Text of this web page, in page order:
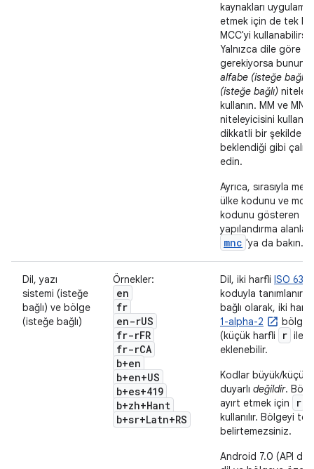
kaynakları
etmek için de tek
MCC'yi
Yalnızca dile göre
gerekiyorsa bunun
alfabe (isteğe bağlı)
(isteğe bağlı)
kullanın. MM ve MNC
niteleyicisini
dikkatli bir şekilde
beklendiği gibi
edin.
Ayrıca, sırasıyla
ülke kodunu ve
kodunu gösteren
yapılandırma
mnc 'ya da bakın.
Dil, yazı
sistemi (isteğe
bağlı) ve bölge
(isteğe bağlı)
Örnekler:
en
fr
en-rUS
fr-rFR
fr-rCA
b+en
b+en+US
b+es+419
b+zh+Hant
b+sr+Latn+RS
Dil, iki harfli ISO
koduyla tanımlanır.
bağlı olarak, iki
1-alpha-2
bölge
(küçük harfli
r ile
eklenebilir.
Kodlar büyük/küçük
duyarlı değildir.
ayırt etmek için
r
kullanılır. Bölgeyi
belirtemezsiniz.
Android 7.0 (API